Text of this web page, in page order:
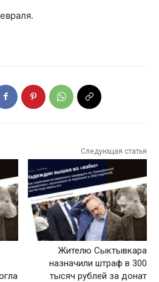
Следующая статья
Жителю Сыктывкара
назначили штраф в 300
тысяч рублей за донат